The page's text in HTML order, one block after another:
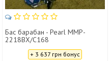
Бас барабан - Pearl MMP-
2218BX/C168
+ 3 637 грн бонус